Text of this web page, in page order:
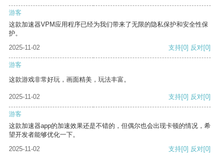
游客
这款加速器VPM应用程序已经为我们带来了无限的隐私保护和安全性保
护。
2025-11-02
支持[0] 反对[0]
游客
这款游戏非常好玩，画面精美，玩法丰富。
2025-11-02 支持[0] 反对[0]
游客
这款加速器app的加速效果还是不错的，但偶尔也会出现卡顿的情况，希
望开发者能够优化一下。
2025-11-02
支持[0] 反对[0]